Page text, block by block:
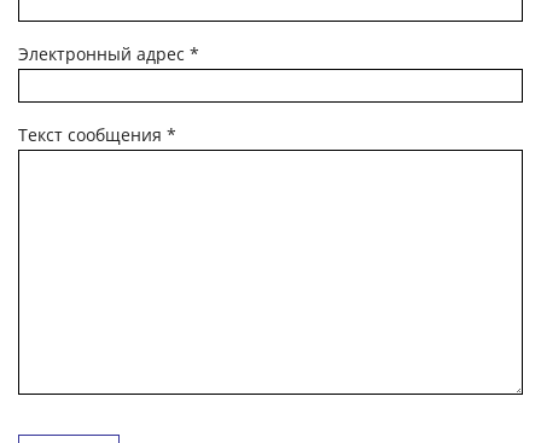
Электронный адрес *
Текст сообщения *